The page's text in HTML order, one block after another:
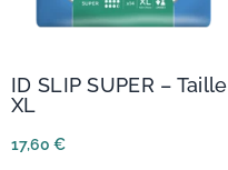
ID SLIP SUPER – Taille
XL
17,60 €